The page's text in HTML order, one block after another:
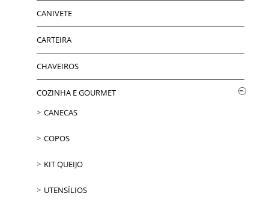
CANIVETE
CARTEIRA
CHAVEIROS
COZINHA E GOURMET
CANECAS
COPOS
KIT QUEIJO
UTENSÍLIOS